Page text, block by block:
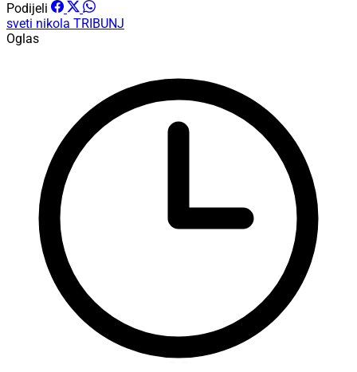
Podijeli
sveti nikola TRIBUNJ
Oglas